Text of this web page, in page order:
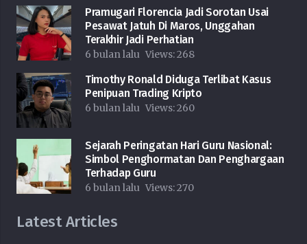
Pramugari Florencia Jadi Sorotan Usai
Pesawat Jatuh Di Maros, Unggahan
Terakhir Jadi Perhatian
6 bulan lalu Views:268
Timothy Ronald Diduga Terlibat Kasus
Penipuan Trading Kripto
6 bulan lalu Views:260
Sejarah Peringatan Hari Guru Nasional:
Simbol Penghormatan Dan Penghargaan
Terhadap Guru
6 bulan lalu Views:270
Latest Articles